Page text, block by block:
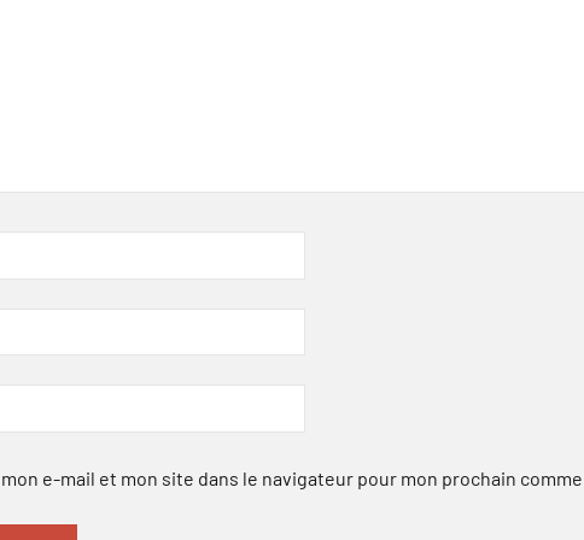
e-mail et mon site dans le navigateur pour mon prochain